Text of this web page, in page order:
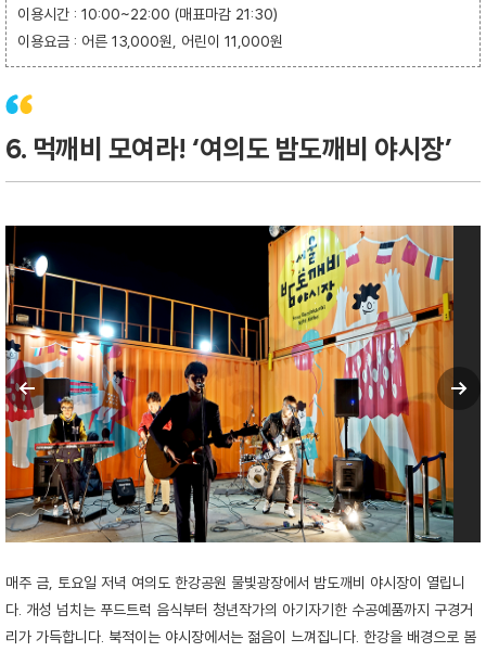
이용시간 : 10:00~22:00 (매표마감 21:30)
이용요금 : 어른 13,000원, 어린이 11,000원
6. 먹깨비 모여라! ‘여의도 밤도깨비 야시장’
매주 금, 토요일 저녁 여의도 한강공원 물빛광장에서 밤도깨비 야시장이 열립니
다. 개성 넘치는 푸드트럭 음식부터 청년작가의 아기자기한 수공예품까지 구경거
리가 가득합니다. 북적이는 야시장에서는 젊음이 느껴집니다. 한강을 배경으로 봄